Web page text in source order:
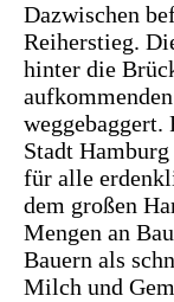
Dazwischen
Reiherstieg.
hinter die
Stadt
für alle
dem großen
Mengen an
Bauern als
Milch und